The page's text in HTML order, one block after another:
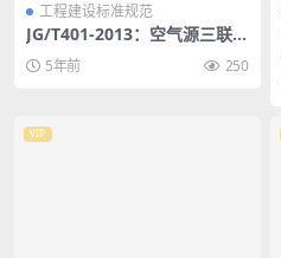
工程建设标准规范
JG/T401-2013：空气源三联供
机组
5年前 250
VIP